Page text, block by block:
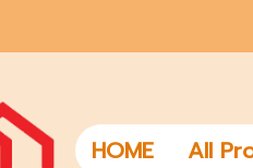
HOME All